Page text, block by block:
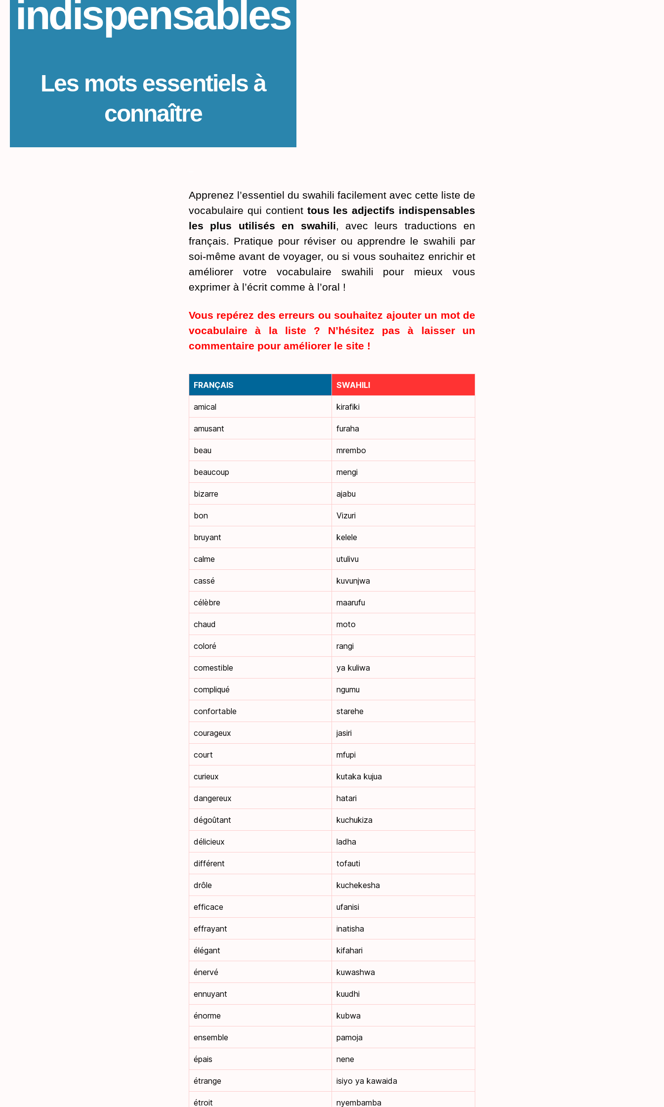
indispensables
Les mots essentiels à
connaître
Apprenez l’essentiel du swahili facilement avec cette liste de
vocabulaire qui contient tous les adjectifs indispensables
les plus utilisés en swahili, avec leurs traductions en
français. Pratique pour réviser ou apprendre le swahili par
soi-même avant de voyager, ou si vous souhaitez enrichir et
améliorer votre vocabulaire swahili pour mieux vous
exprimer à l’écrit comme à l’oral !
Vous repérez des erreurs ou souhaitez ajouter un mot de
vocabulaire à la liste ? N’hésitez pas à laisser un
commentaire pour améliorer le site !
FRANÇAIS SWAHILI
amical kirafiki
amusant furaha
beau mrembo
beaucoup mengi
bizarre ajabu
bon Vizuri
bruyant kelele
calme utulivu
cassé kuvunjwa
célèbre maarufu
chaud moto
coloré rangi
comestible ya kuliwa
compliqué ngumu
confortable starehe
courageux jasiri
court mfupi
curieux kutaka kujua
dangereux hatari
dégoûtant kuchukiza
délicieux ladha
différent tofauti
drôle kuchekesha
efficace ufanisi
effrayant inatisha
élégant kifahari
énervé kuwashwa
ennuyant kuudhi
énorme kubwa
ensemble pamoja
épais nene
étrange isiyo ya kawaida
étroit nyembamba